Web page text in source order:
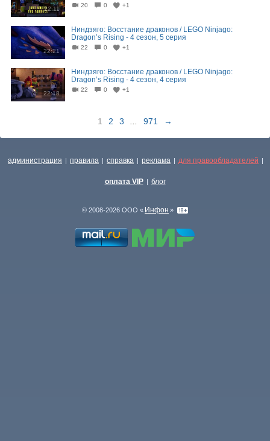
22:11
20 0 +1
22:21
Ниндзяго: Восстание драконов / LEGO Ninjago:
Dragon’s Rising - 4 сезон, 5 серия
22 0 +1
22:18
Ниндзяго: Восстание драконов / LEGO Ninjago:
Dragon’s Rising - 4 сезон, 4 серия
22 0 +1
1 2 3 971 →
администрация | правила | справка | реклама | для правообладателей |
оплата VIP | блог
© 2008-2026 ООО « Инфон »